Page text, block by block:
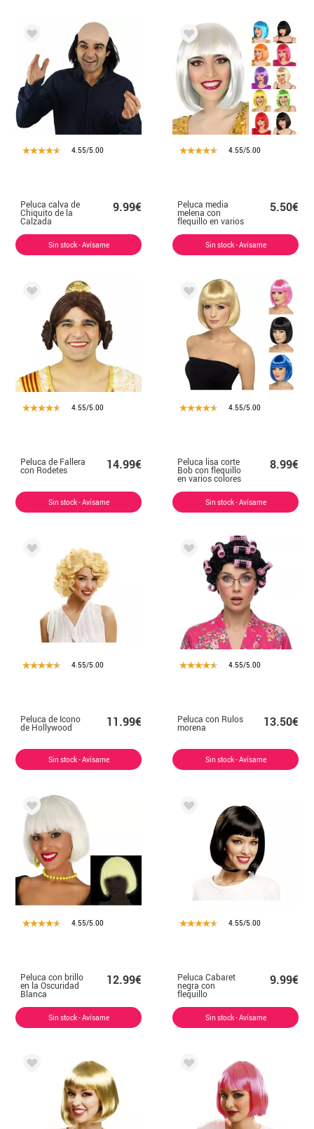
4.55/5.00
Peluca calva de
Chiquito de la
Calzada
9.99€
Sin stock - Avísame
4.55/5.00
Peluca media
melena con
flequillo en varios
colores
5.50€
Sin stock - Avísame
4.55/5.00
Peluca de Fallera
con Rodetes 14.99€
Sin stock - Avísame
4.55/5.00
Peluca lisa corte
Bob con flequillo
en varios colores
8.99€
Sin stock - Avísame
4.55/5.00
Peluca de Icono
de Hollywood 11.99€
Sin stock - Avísame
4.55/5.00
Peluca con Rulos
morena 13.50€
Sin stock - Avísame
4.55/5.00
Peluca con brillo
en la Oscuridad
Blanca
12.99€
Sin stock - Avísame
4.55/5.00
Peluca Cabaret
negra con
flequillo
9.99€
Sin stock - Avísame